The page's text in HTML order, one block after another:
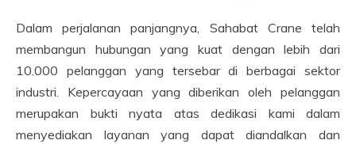
Dalam perjalanan panjangnya, Sahabat Crane telah
membangun hubungan yang kuat dengan lebih dari
10.000 pelanggan yang tersebar di berbagai sektor
industri. Kepercayaan yang diberikan oleh pelanggan
merupakan bukti nyata atas dedikasi kami dalam
menyediakan layanan yang dapat diandalkan dan